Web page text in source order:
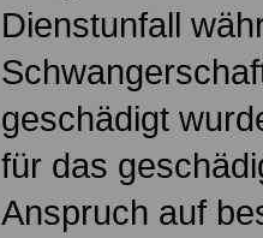
Dienstunfall
geschädigt
für das
Anspruch auf